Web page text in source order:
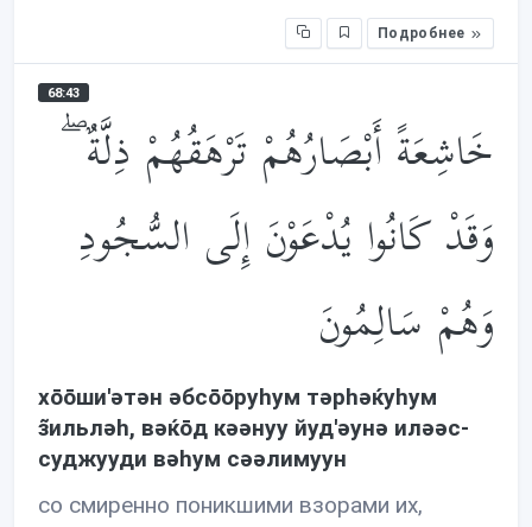
Подробнее
68:43
خَاشِعَةً أَبْصَارُهُمْ تَرْهَقُهُمْ ذِلَّةٌ ۖ
وَقَدْ كَانُوا يُدْعَوْنَ إِلَى السُّجُودِ
وَهُمْ سَالِمُونَ
хōōши'əтəн əбсōōруhум тəрhəќуhум
з̃ильлəh, вəќōд кəəнуу йуд'əунə илəəс-
суджууди вəhум сəəлимуун
со смиренно поникшими взорами их,